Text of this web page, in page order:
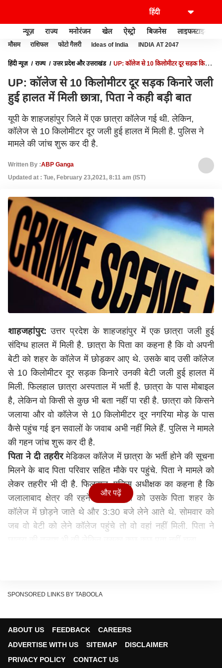
न्यूज़ राज्य मनोरंजन खेल ऐस्ट्रो बिजनेस लाइफस्टाइल
मौसम राशिफल फोटो गैलरी Ideas of India INDIA AT 2047
हिंदी न्यूज़ राज्य उत्तर प्रदेश और उत्तराखंड
UP: कॉलेज से 10 किलोमीटर दूर सड़क किनारे
UP: कॉलेज से 10 किलोमीटर दूर सड़क किनारे जली
हुई हालत में मिली छात्रा, पिता ने कही बड़ी बात
यूपी के शाहजहांपुर जिले में एक छात्रा कॉलेज गई थी. लेकिन,
कॉलेज से 10 किलोमीटर दूर जली हुई हालत में मिली है. पुलिस ने
मामले की जांच शुरू कर दी है.
Written By :ABP Ganga
Updated at : Tue, February 23,2021, 8:11 am (IST)
शाहजहांपुर: उत्तर प्रदेश के शाहजहांपुर में एक छात्रा जली हुई
संदिग्ध हालत में मिली है. छात्रा के पिता का कहना है कि वो अपनी
बेटी को शहर के कॉलेज में छोड़कर आए थे. उसके बाद उसी कॉलेज
से 10 किलोमीटर दूर सड़क किनारे उनकी बेटी जली हुई हालत में
मिली. फिलहाल छात्रा अस्पताल में भर्ती है. छात्रा के पास मोबाइल
है, लेकिन वो किसी से कुछ भी बता नहीं पा रही है. छात्रा को किसने
जलाया और वो कॉलेज से 10 किलोमीटर दूर नगरिया मोड़ के पास
कैसे पहुंच गई इन सवालों के जवाब अभी नहीं मिले हैं. पुलिस ने मामले
की गहन जांच शुरू कर दी है.
पिता ने दी तहरीरमेडिकल कॉलेज में छात्रा के भर्ती होने की सूचना
मिलने के बाद पिता परिवार सहित मौके पर पहुंचे. पिता ने मामले को
लेकर तहरीर भी दी है. फिलहाल, पुलिस अधीक्षक का कहना है कि
जलालाबाद क्षेत्र की रहने वाली छात्रा को उसके पिता शहर के
कॉलेज में छोड़ने जाते थे और 3:30 बजे लेने आते थे. सोमवार को
जब वो बेटी को लेने कॉलेज पहुंचे तो वो वहां नहीं मिली. पिता ने
कैसे पहुंच गई और उसे किसने जलाया है. पुलिस जांच के बाद ही पूरे
बागपत: ग्राहकों को लेकर दुकानदारों में जमकर मारपीट, सरेआम
और पढ़ें
SPONSORED LINKS BY TABOOLA
ABOUT US FEEDBACK
CAREERS
ADVERTISE WITH US
SITEMAP
DISCLAIMER
PRIVACY POLICY
CONTACT US